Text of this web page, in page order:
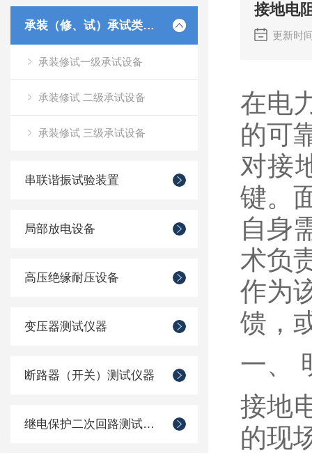
承装（修、试）承试类仪器
承装修试一级承试设备
承装修试 二级承试设备
承装修试 三级承试设备
串联谐振试验装置
局部放电设备
高压绝缘耐压设备
变压器测试仪器
断路器（开关）测试仪器
继电保护二次回路测试仪器
接地电
更新时
在电
的可
对接
键。
自身
术负
作为
馈，
一、
接地
的现